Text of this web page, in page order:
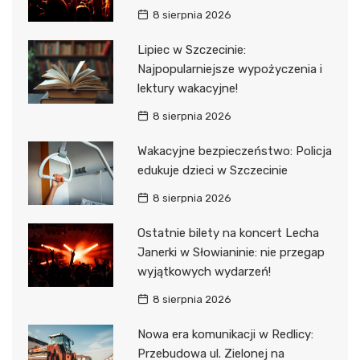
8 sierpnia 2026
Lipiec w Szczecinie:
Najpopularniejsze wypożyczenia i
lektury wakacyjne!
8 sierpnia 2026
Wakacyjne bezpieczeństwo: Policja
edukuje dzieci w Szczecinie
8 sierpnia 2026
Ostatnie bilety na koncert Lecha
Janerki w Słowianinie: nie przegap
wyjątkowych wydarzeń!
8 sierpnia 2026
Nowa era komunikacji w Redlicy:
Przebudowa ul. Zielonej na